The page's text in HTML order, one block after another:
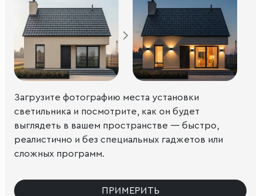
Загрузите фотографию места установки
светильника и посмотрите, как он будет
выглядеть в вашем пространстве — быстро,
реалистично и без специальных гаджетов или
сложных программ.
ПРИМЕРИТЬ